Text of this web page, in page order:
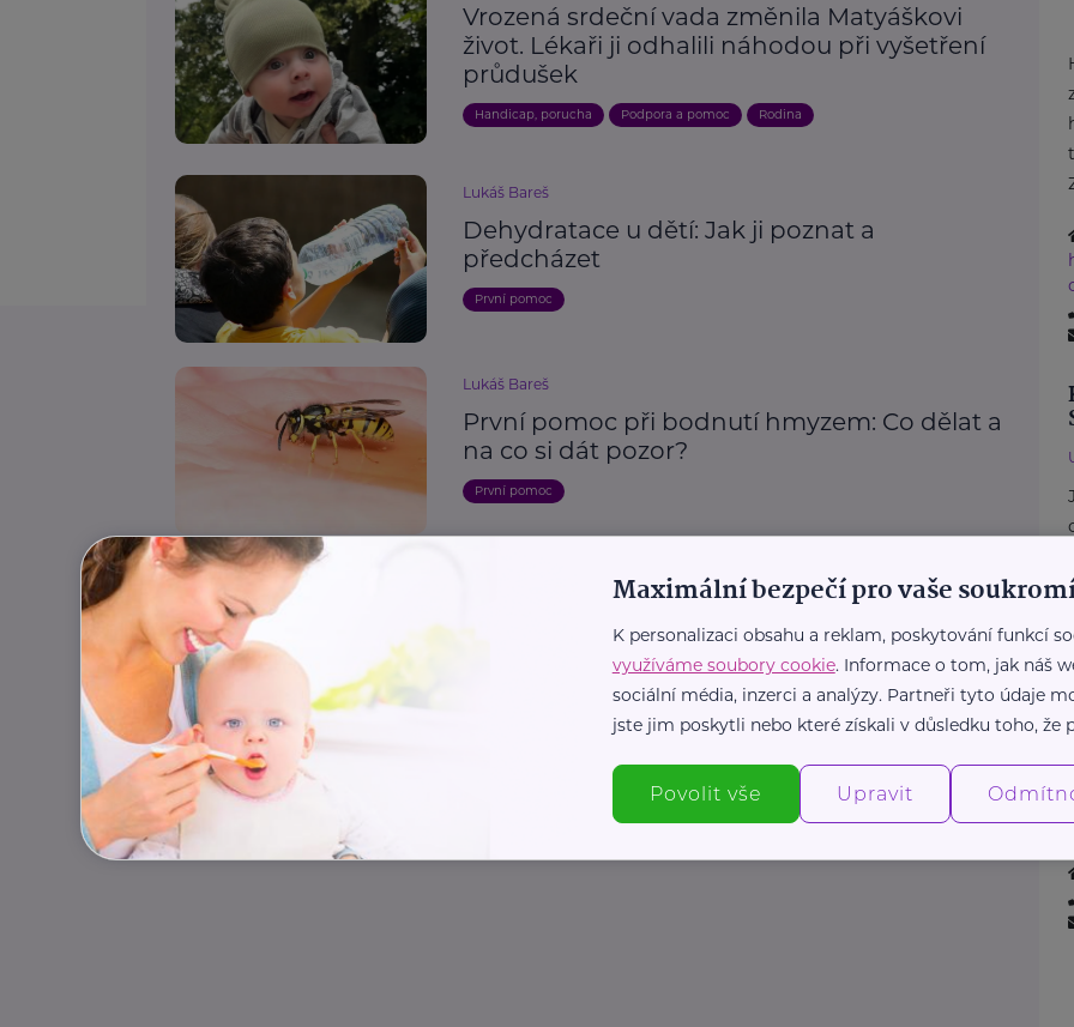
Vrozená srdeční vada změnila Matyáškovi
život. Lékaři ji odhalili náhodou při vyšetření
průdušek
Handicap, porucha Podpora a pomoc Rodina
Lukáš Bareš
Dehydratace u dětí: Jak ji poznat a
předcházet
První pomoc
Lukáš Bareš
První pomoc při bodnutí hmyzem: Co dělat a
na co si dát pozor?
První pomoc
Další článkyMaximální bezpečí pro vaše
K personalizaci obsahu a reklam, poskytování funkcí
využíváme soubory cookie. Informace o tom, jak náš
sociální média, inzerci a analýzy. Partneři tyto údaje
jste jim poskytli nebo které získali v důsledku toho, že
Povolit vše Upravit